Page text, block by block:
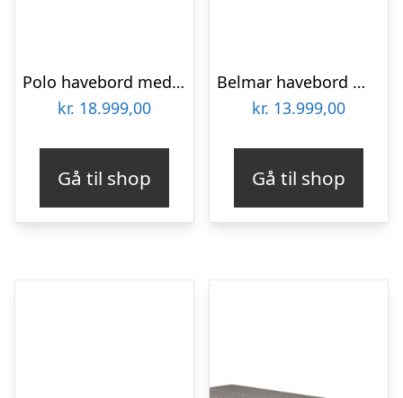
Polo havebord med udtræk i aluminium, HPL og glas 180 – 246 x 100 cm – Antracit/Træ/Mørkegrå
kr. 18.999,00
Gå til shop
Belmar havebord med udtræk i aluminium 220 – 340 x 100 cm – Charcoal/Teak
kr. 13.999,00
Gå til shop